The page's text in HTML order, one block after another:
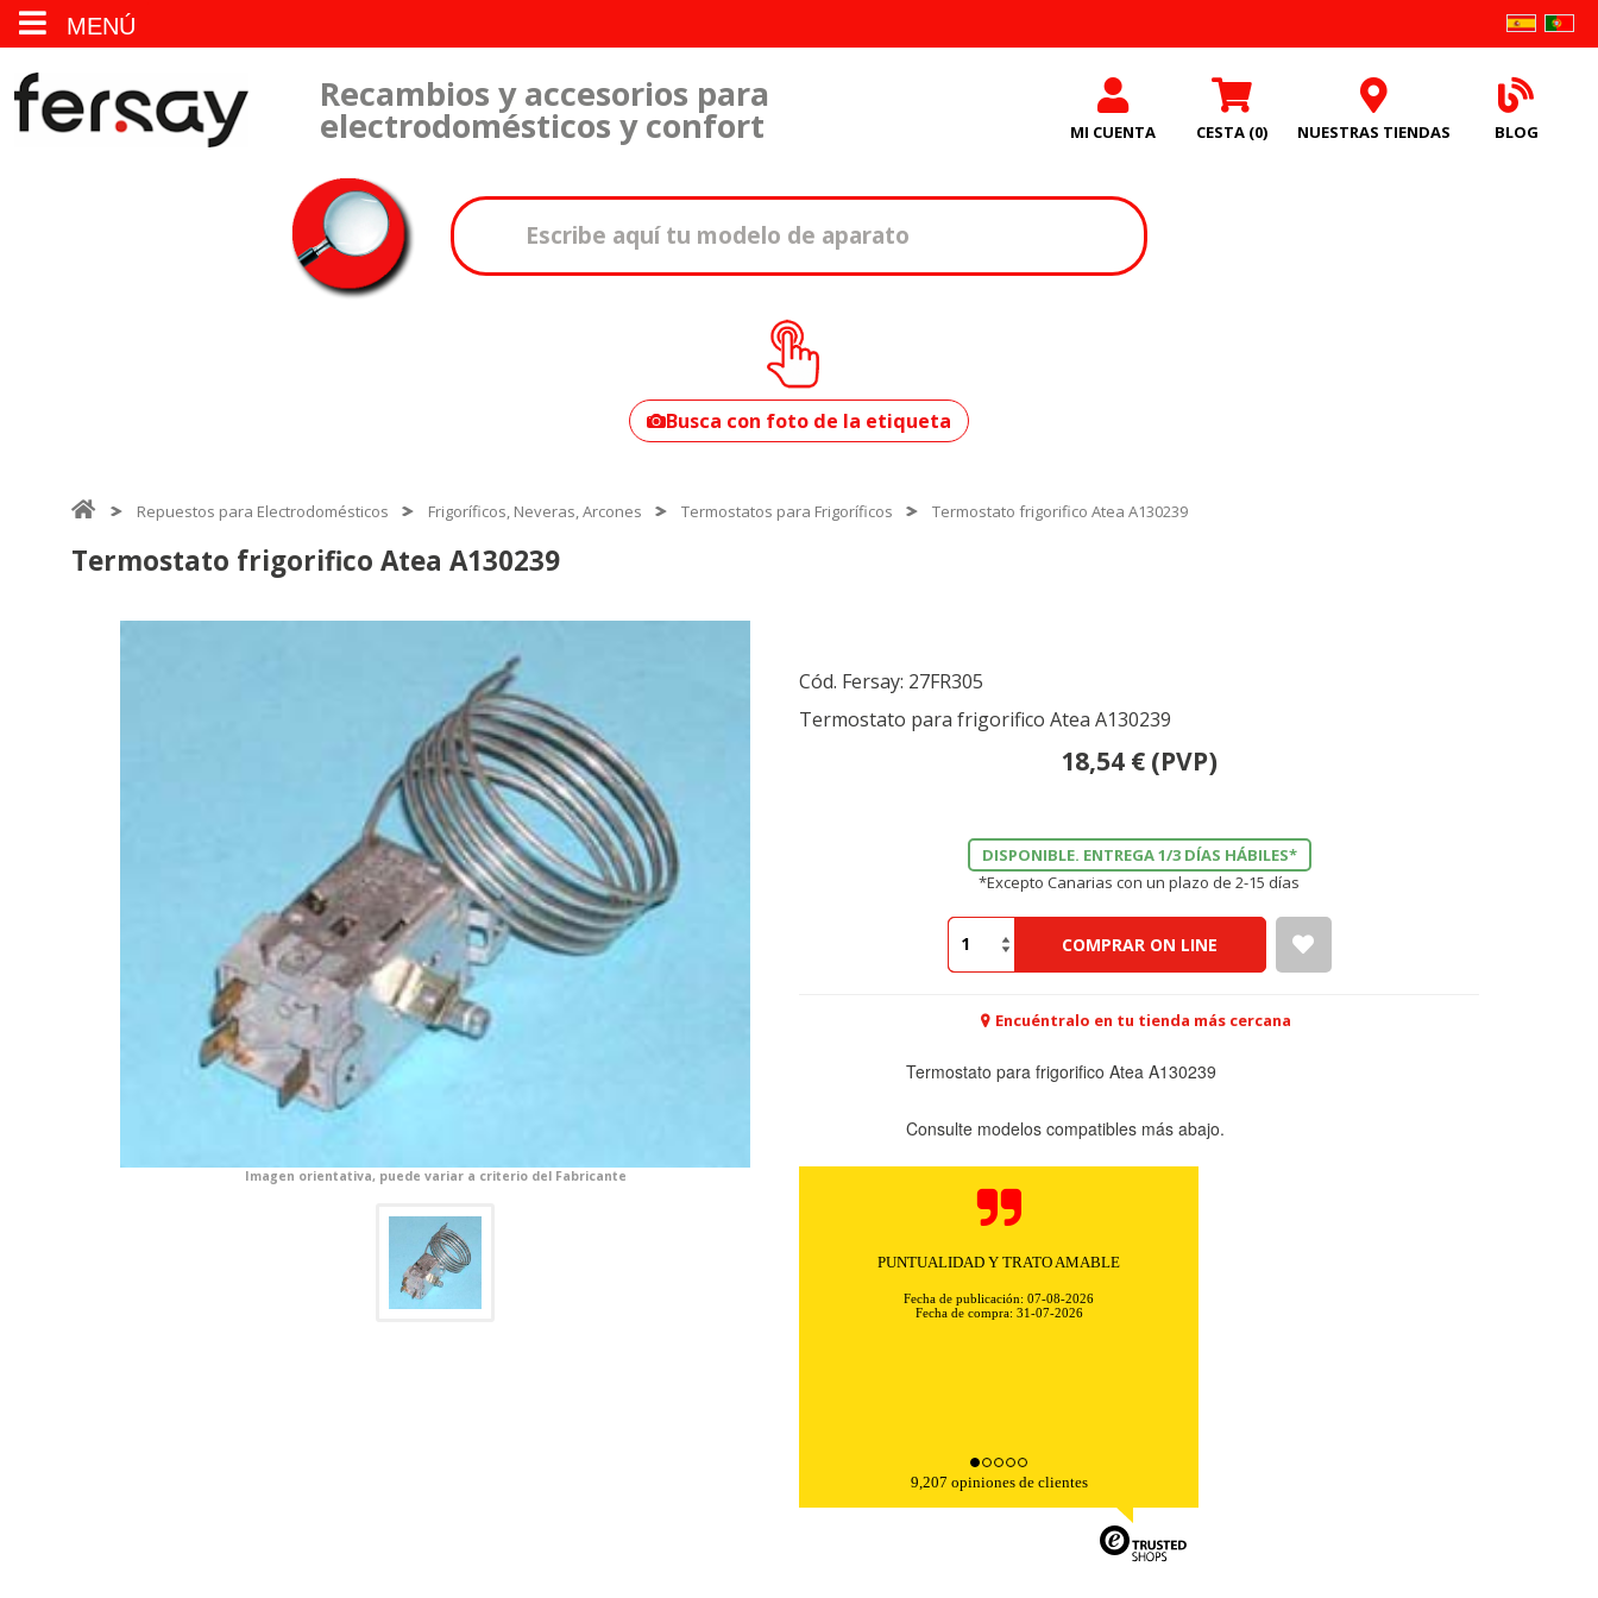
MENÚ
Recambios y accesorios para
electrodomésticos y confort MI CUENTA CESTA (0) NUESTRAS TIENDAS BLOG
tu modelo?
Busca con foto de la etiqueta
Repuestos para Electrodomésticos Frigoríficos, Neveras, Arcones Termostatos para Frigoríficos Termostato frigorifico Atea A130239
Termostato frigorifico Atea A130239
Imagen orientativa, puede variar a criterio del Fabricante
Cód. Fersay: 27FR305
Termostato para frigorifico Atea A130239
18,54 € (PVP)
DISPONIBLE. ENTREGA 1/3 DÍAS HÁBILES*
*Excepto Canarias con un plazo de 2-15 días
COMPRAR ON LINE
Encuéntralo en tu tienda más cercana
Termostato para frigorifico Atea A130239
Consulte modelos compatibles más abajo.
PUNTUALIDAD Y TRATO AMABLE
Fecha de publicación: 07-08-2026
Fecha de compra: 31-07-2026
9,207 opiniones de clientes
CONFIGURACIÓN DE COOKIES HABILITAR TODO
Estas cookies nos permiten contar las visitas y fuentes de tráfico para poder evaluar el rendimiento de nuestro sitio y mejorarlo. Nos